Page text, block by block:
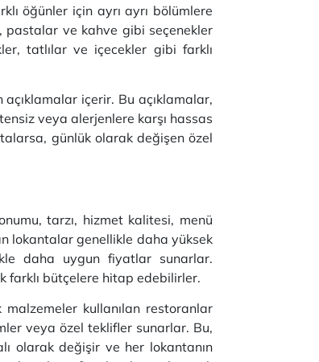
öğünler için ayrı ayrı bölümlere
pastalar ve kahve gibi seçenekler
tatlılar ve içecekler gibi farklı
açıklamalar içerir. Bu açıklamalar,
veya alerjenlere karşı hassas
günlük olarak değişen özel
tarzı, hizmet kalitesi, menü
lokantalar genellikle daha yüksek
daha uygun fiyatlar sunarlar.
farklı bütçelere hitap edebilirler.
kullanılan restoranlar
veya özel teklifler sunarlar. Bu,
olarak değişir ve her lokantanın